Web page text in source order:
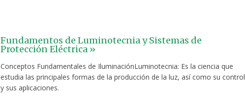
Fundamentos de Luminotecnia y Sistemas de
Protección Eléctrica »
Conceptos Fundamentales de IluminaciónLuminotecnia: Es la ciencia que
estudia las principales formas de la producción de la luz, así como su control
y sus aplicaciones.